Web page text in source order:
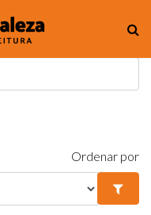
Ordenar por